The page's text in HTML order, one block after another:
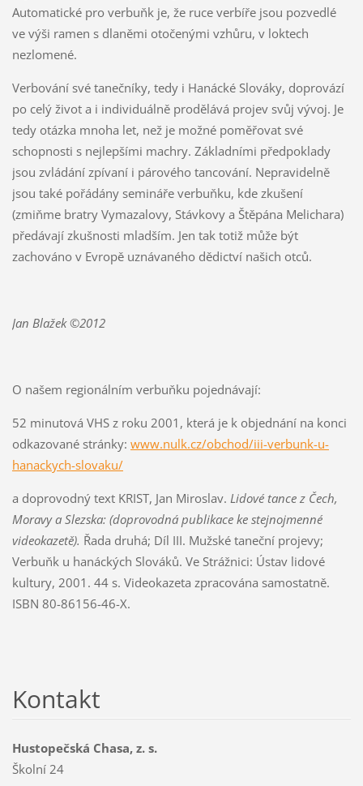
Automatické pro verbuňk je, že ruce verbíře jsou pozvedlé
ve výši ramen s dlaněmi otočenými vzhůru, v loktech
nezlomené.
Verbování své tanečníky, tedy i Hanácké Slováky, doprovází
po celý život a i individuálně prodělává projev svůj vývoj. Je
tedy otázka mnoha let, než je možné poměřovat své
schopnosti s nejlepšími machry. Základními předpoklady
jsou zvládání zpívaní i párového tancování. Nepravidelně
jsou také pořádány semináře verbuňku, kde zkušení
(zmiňme bratry Vymazalovy, Stávkovy a Štěpána Melichara)
předávají zkušnosti mladším. Jen tak totiž může být
zachováno v Evropě uznávaného dědictví našich otců.
Jan Blažek©2012
O našem regionálním verbuňku pojednávají:
52 minutová VHS z roku 2001, která je k objednání na konci
odkazované stránky: www.nulk.cz/obchod/iii-verbunk-u-
hanackych-slovaku/
a doprovodný text KRIST, Jan Miroslav. Lidové tance z Čech,
Moravy a Slezska: (doprovodná publikace ke stejnojmenné
videokazetě). Řada druhá; Díl III. Mužské taneční projevy;
Verbuňk u hanáckých Slováků. Ve Strážnici: Ústav lidové
kultury, 2001. 44 s. Videokazeta zpracována samostatně.
ISBN 80-86156-46-X.
Kontakt
Hustopečská Chasa, z. s.
Školní 24